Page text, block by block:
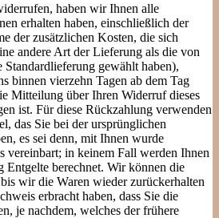
haben wir Ihnen alle
erhalten haben, einschließlich der
der zusätzlichen Kosten, die sich
andere Art der Lieferung als die von
Standardlieferung gewählt haben),
binnen vierzehn Tagen ab dem Tag
Mitteilung über Ihren Widerruf dieses
ist. Für diese Rückzahlung verwenden
das Sie bei der ursprünglichen
es sei denn, mit Ihnen wurde
vereinbart; in keinem Fall werden Ihnen
Entgelte berechnet. Wir können die
wir die Waren wieder zurückerhalten
erbracht haben, dass Sie die
je nachdem, welches der frühere